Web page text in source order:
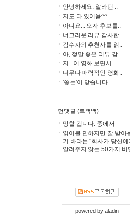
안녕하세요. 알라딘 ..
저도 다 있어욤^^
아니요... 오자 후보를..
너그러운 리뷰 감사합..
감수자의 추천사를 읽..
아, 정말 좋은 리뷰 감..
저...이 영화 보면서 ..
너무나 매력적인 영화..
'쫓는'이 맞습니다.
먼댓글 (트랙백)
망할 겁니다. 중에서
읽어볼 만하지만 잘 받아
기 바라는 "회사가 당신에
알려주지 않는 50가지 비
powered by aladin